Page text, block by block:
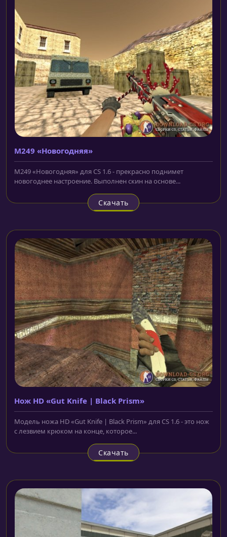
M249 «Новогодняя»
M249 «Новогодняя» для CS 1.6 - прекрасно поднимет
новогоднее настроение. Выполнен скин на основе...
Скачать
Нож HD «Gut Knife | Black Prism»
Модель ножа HD «Gut Knife | Black Prism» для CS 1.6 - это нож
с лезвием крюком на конце, которое...
Скачать